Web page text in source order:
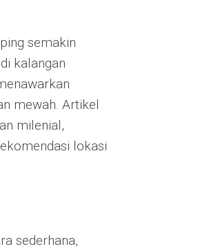
semakin
kalangan
mewah. Artikel
milenial,
lokasi
sederhana,